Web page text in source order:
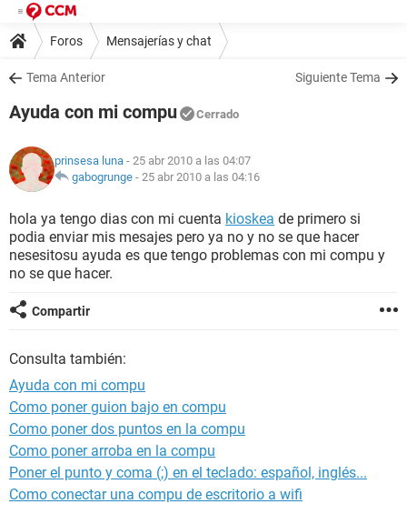
Foros Mensajerías y chat
Tema Anterior Siguiente Tema
Ayuda con mi compu Cerrado
prinsesa luna - 25 abr 2010 a las 04:07
gabogrunge - 25 abr 2010 a las 04:16
hola ya tengo dias con mi cuenta kioskea de primero si
podia enviar mis mesajes pero ya no y no se que hacer
nesesitosu ayuda es que tengo problemas con mi compu y
no se que hacer.
Compartir
Consulta también:
Ayuda con mi compu
Como poner guion bajo en compu
Como poner dos puntos en la compu
Como poner arroba en la compu
Poner el punto y coma (;) en el teclado: español, inglés...
Como conectar una compu de escritorio a wifi